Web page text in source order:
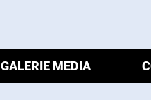
GALERIE MEDIA